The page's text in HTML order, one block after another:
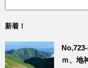
新着！
ｍ、地